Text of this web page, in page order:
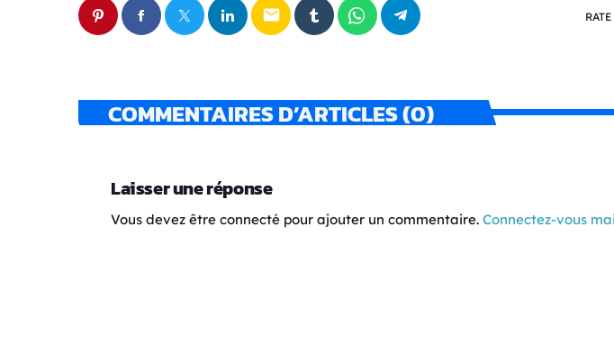
email
COMMENTAIRES D’ARTICLES (0)
Laisser une réponse
Vous devez être connecté pour ajouter un commentaire. Connectez-vous